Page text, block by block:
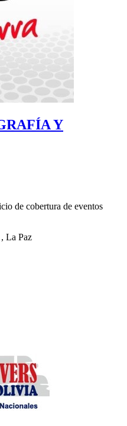
Y
de cobertura de eventos
, La Paz